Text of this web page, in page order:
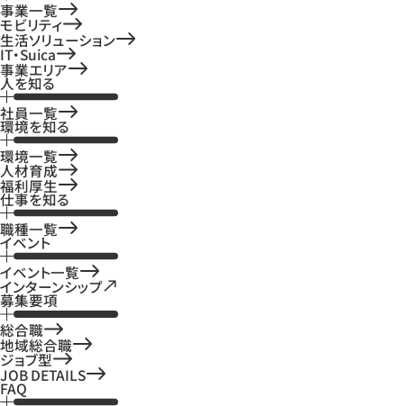
事業一覧
モビリティ
生活ソリューション
IT・Suica
事業エリア
人を知る
社員一覧
環境を知る
環境一覧
人材育成
福利厚生
仕事を知る
職種一覧
イベント
イベント一覧
インターンシップ
募集要項
総合職
地域総合職
ジョブ型
JOB DETAILS
FAQ